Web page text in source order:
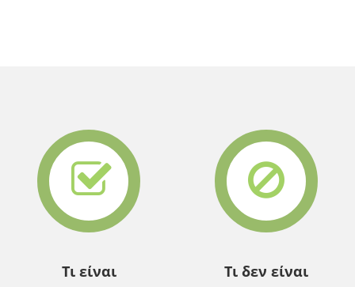
Τι είναι
Τι δεν είναι